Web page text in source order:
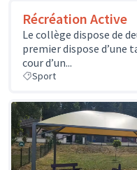
Récréation Active
Le collège dispose de
premier dispose d’une
cour d’un...
Sport